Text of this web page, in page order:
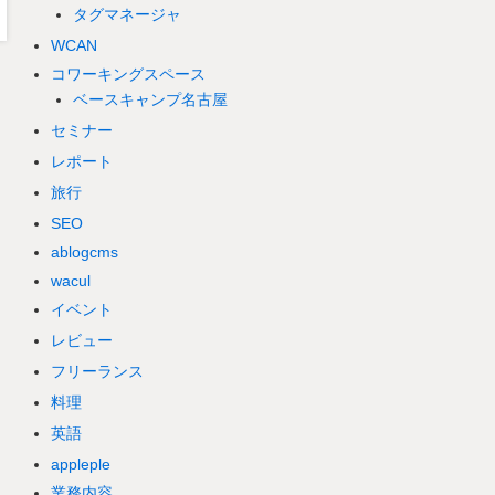
タグマネージャ
WCAN
コワーキングスペース
ベースキャンプ名古屋
セミナー
レポート
旅行
SEO
ablogcms
wacul
イベント
レビュー
フリーランス
料理
英語
appleple